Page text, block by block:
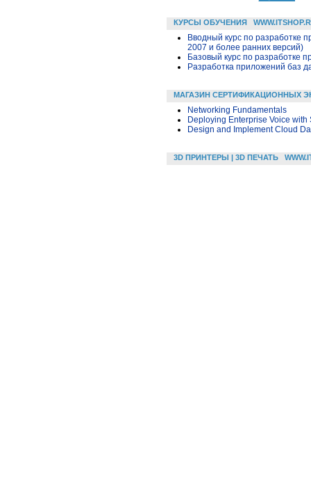
КУРСЫ ОБУЧЕНИЯ
Вводный курс по разработке
2007 и более ранних версий)
Базовый курс по разработке
Разработка приложений баз
МАГАЗИН СЕРТИФИКАЦИОННЫХ
Networking Fundamentals
Deploying Enterprise Voice with
Design and Implement Cloud
3D ПРИНТЕРЫ | 3D ПЕЧАТЬ